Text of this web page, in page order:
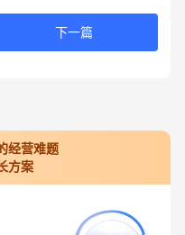
下一篇
经营难题
方案